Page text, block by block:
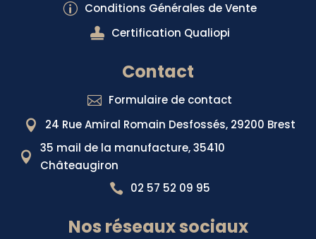
p Conditions Générales de Vente
 Certification Qualiopi
Contact
 Formulaire de contact
 24 Rue Amiral Romain Desfossés, 29200 Brest

35 mail de la manufacture, 35410
Châteaugiron
 02 57 52 09 95
Nos réseaux sociaux